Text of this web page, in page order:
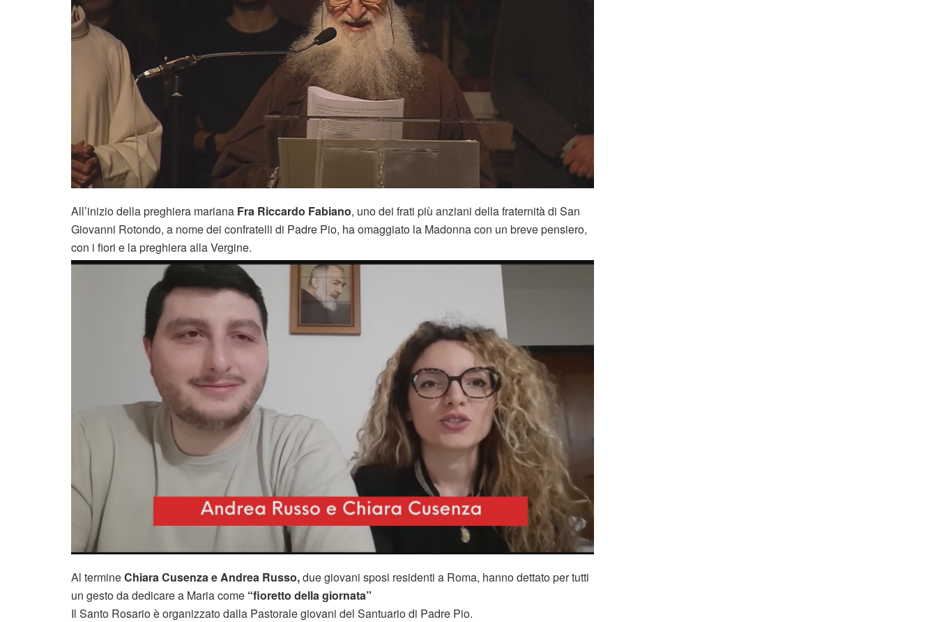
All’inizio della preghiera mariana Fra Riccardo Fabiano, uno dei frati più anziani della fraternità di San
Giovanni Rotondo, a nome dei confratelli di Padre Pio, ha omaggiato la Madonna con un breve pensiero,
con i fiori e la preghiera alla Vergine.
Al termineChiara Cusenza e Andrea Russo,due giovani sposi residenti a Roma, hanno dettato per tutti
un gesto da dedicare a Maria come “fioretto della giornata”
Il Santo Rosario è organizzato dalla Pastorale giovani del Santuario di Padre Pio.